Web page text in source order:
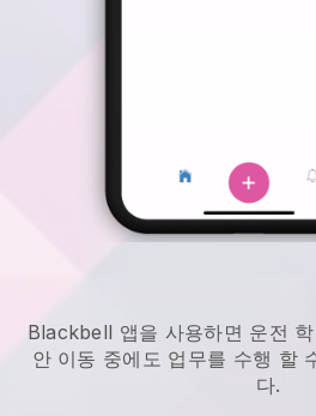
Blackbell 앱을 사용하면 운전
안 이동 중에도 업무를 수행 할
다.